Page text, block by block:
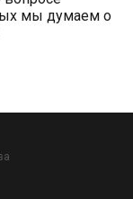
мы думаем о